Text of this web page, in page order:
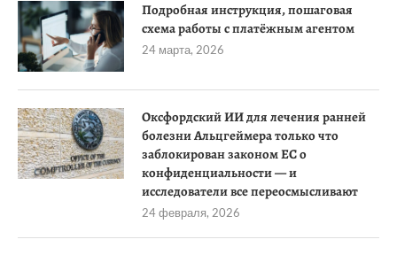
Подробная инструкция, пошаговая
схема работы с платёжным агентом
24 марта, 2026
Оксфордский ИИ для лечения ранней
болезни Альцгеймера только что
заблокирован законом ЕС о
конфиденциальности — и
исследователи все переосмысливают
24 февраля, 2026